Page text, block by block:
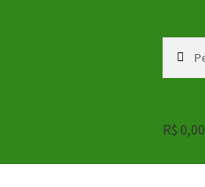
por:
R$ 0,00